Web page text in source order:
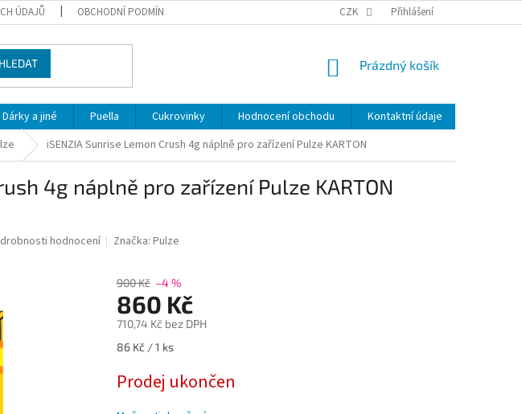
ÚDAJŮ OBCHODNÍ PODMÍNKY BEZPEČNOSTÍ UPOZORNĚNÍ K NÁMI VYRÁBENÝM SVÍČKÁM
CZK Přihlášení
HLEDAT
NÁKUPNÍ
Prázdný košík
Dárky a jiné Puella Cukrovinky Hodnocení obchodu Kontaktní údaje
iSENZIA Sunrise Lemon Crush 4g náplně pro zařízení Pulze KARTON
4g náplně pro zařízení Pulze KARTON
hodnocení Značka:Pulze
900 Kč –4 %
860 Kč
710,74 Kč bez DPH
Měrná
86 Kč / 1 ks
Prodej ukončen